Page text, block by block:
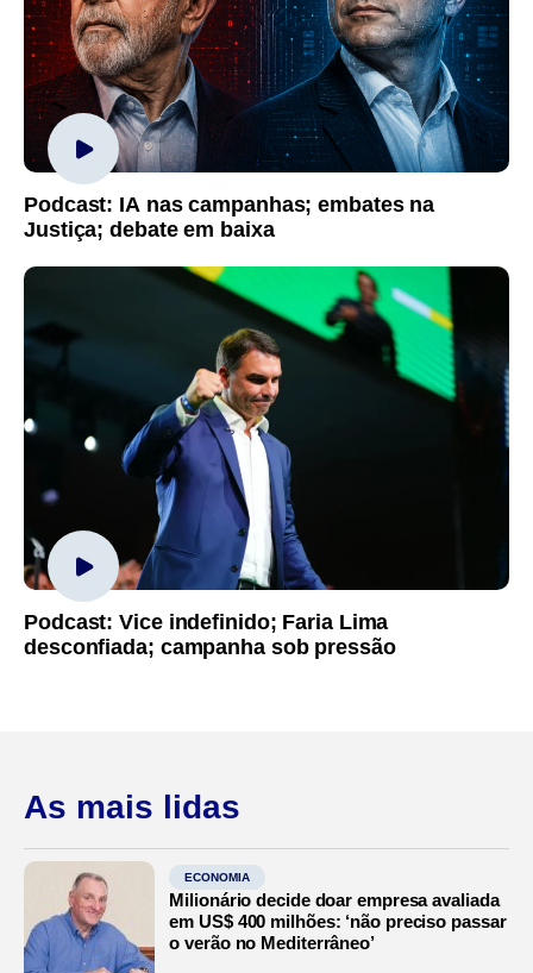
Podcast: IA nas campanhas; embates na
Justiça; debate em baixa
Podcast: Vice indefinido; Faria Lima
desconfiada; campanha sob pressão
As mais lidas
ECONOMIA
Milionário decide doar empresa avaliada
em US$ 400 milhões: ‘não preciso passar
o verão no Mediterrâneo’